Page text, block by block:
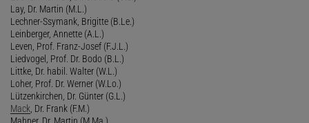
Lay, Dr. Martin (M.L.)
Lechner-Ssymank, Brigitte (B.Le.)
Leinberger, Annette (A.L.)
Leven, Prof. Franz-Josef (F.J.L.)
Liedvogel, Prof. Dr. Bodo (B.L.)
Littke, Dr. habil. Walter (W.L.)
Loher, Prof. Dr. Werner (W.Lo.)
Lützenkirchen, Dr. Günter (G.L.)
Mack , Dr. Frank (F.M.)
Mahner, Dr. Martin (M.Ma.)